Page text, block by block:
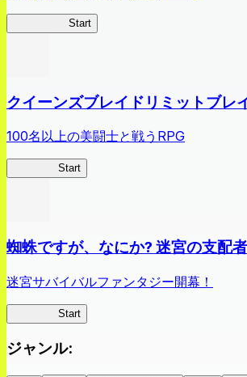
Start
クイーンズブレイドリミットブレ
100名以上の美闘士と戦うRPG
Start
蜘蛛ですが、なにか? 迷宮の支配者
迷宮サバイバルファンタジー開幕！
Start
ジャンル: